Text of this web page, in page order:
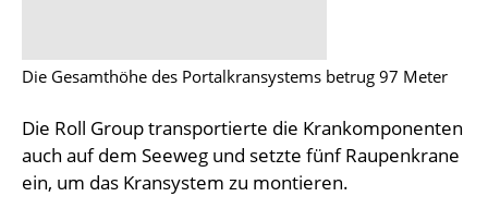
Die Gesamthöhe des Portalkransystems betrug 97 Meter
Die Roll Group transportierte die Krankomponenten
auch auf dem Seeweg und setzte fünf Raupenkrane
ein, um das Kransystem zu montieren.